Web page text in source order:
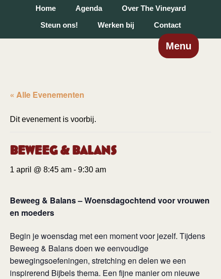
Home Agenda
Over The Vineyard
Steun ons!
Werken bij Contact
Menu
« Alle Evenementen
Dit evenement is voorbij.
Beweeg & Balans
1 april @ 8:45 am - 9:30 am
Beweeg & Balans – Woensdagochtend voor vrouwen
en moeders
Begin je woensdag met een moment voor jezelf. Tijdens
Beweeg & Balans doen we eenvoudige
bewegingsoefeningen, stretching en delen we een
inspirerend Bijbels thema. Een fijne manier om nieuwe